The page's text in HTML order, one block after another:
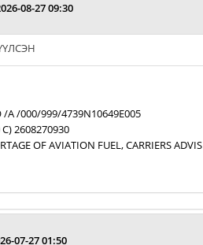
08-27 09:30
A /000/999/4739N10649E005
2608270930
OF AVIATION FUEL, CARRIERS
07-27 01:50